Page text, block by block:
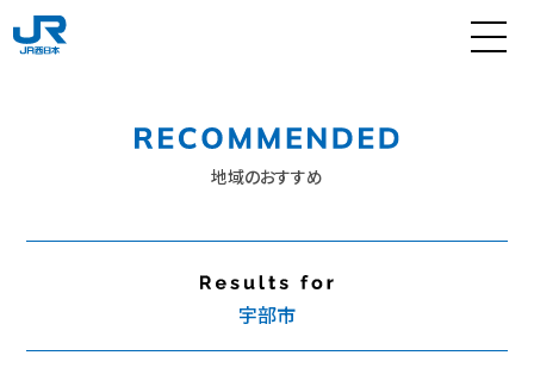
地域のおすすめ
宇部市